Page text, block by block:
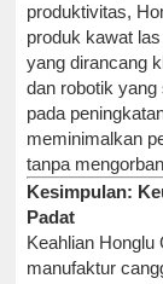
produktivitas,
produk kawat
yang dirancang
dan robotik
pada
meminimalkan
tanpa
Kesimpulan:
Padat
Keahlian Honglu
manufaktur